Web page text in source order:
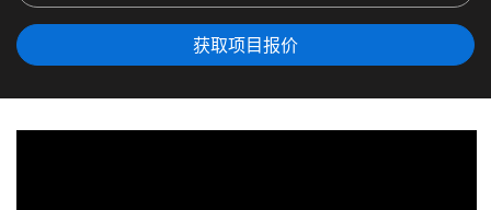
获取项目报价